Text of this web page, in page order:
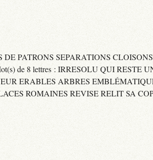
DE PATRONS SEPARATIONS
de 8 lettres : IRRESOLU QUI RESTE
ERABLES ARBRES
ROMAINES REVISE RELIT SA